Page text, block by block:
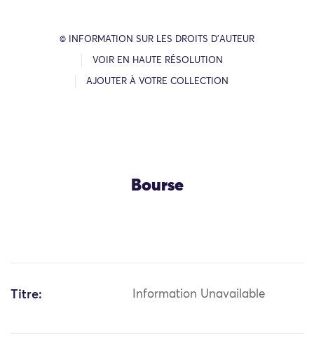
© INFORMATION SUR LES DROITS D’AUTEUR
VOIR EN HAUTE RÉSOLUTION
AJOUTER À VOTRE COLLECTION
Bourse
Titre: Information Unavailable